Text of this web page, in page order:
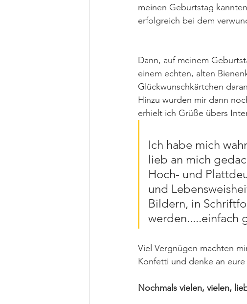
meinen Geburtstag
erfolgreich bei dem
Dann, auf meinem
einem echten, alten
Glückwunschkärtchen
Hinzu wurden mir dann
erhielt ich Grüße übers
Ich habe mich
lieb an mich
Hoch- und
und
Bildern, in
werden.....einfach
Viel Vergnügen machten
Konfetti und denke an
Nochmals vielen, vielen,